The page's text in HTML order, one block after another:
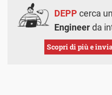
DEPP cerca
Engineerda
Scopri di più e